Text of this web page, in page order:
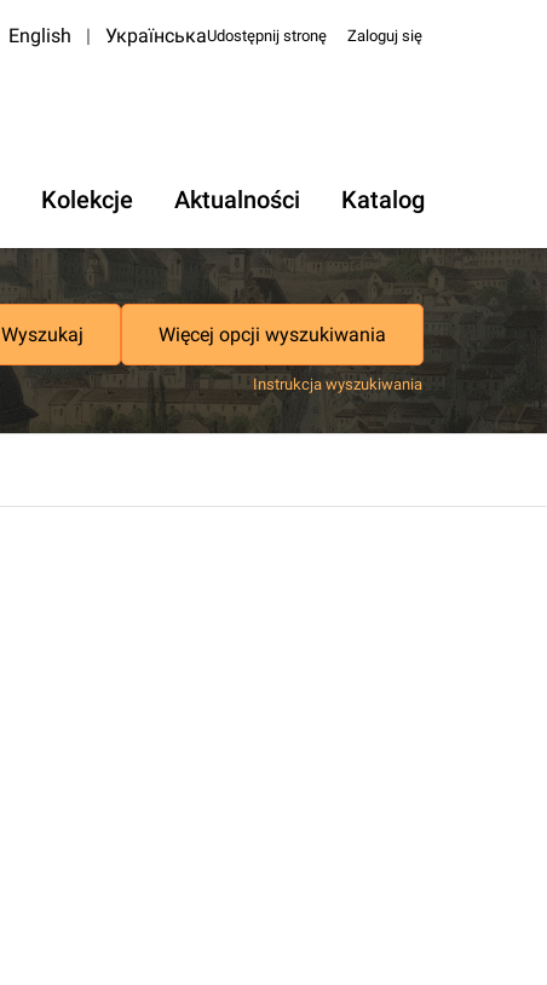
English | УкраїнськаUdostępnij stronę Zaloguj się
Kolekcje Aktualności Katalog
Wyszukaj Więcej opcji wyszukiwania
Instrukcja wyszukiwania